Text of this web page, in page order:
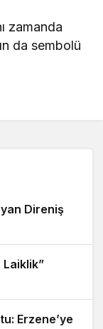
zamanda
da sembolü
Direniş
Laiklik”
Erzene’ye